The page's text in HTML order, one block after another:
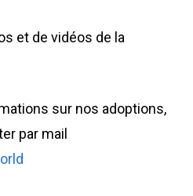
et de vidéos de la
sur nos adoptions,
par mail